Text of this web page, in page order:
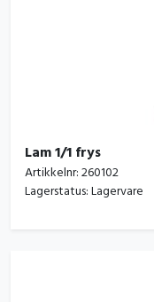
Lam 1/1 frys
Artikkelnr:260102
Lagerstatus:Lagervare